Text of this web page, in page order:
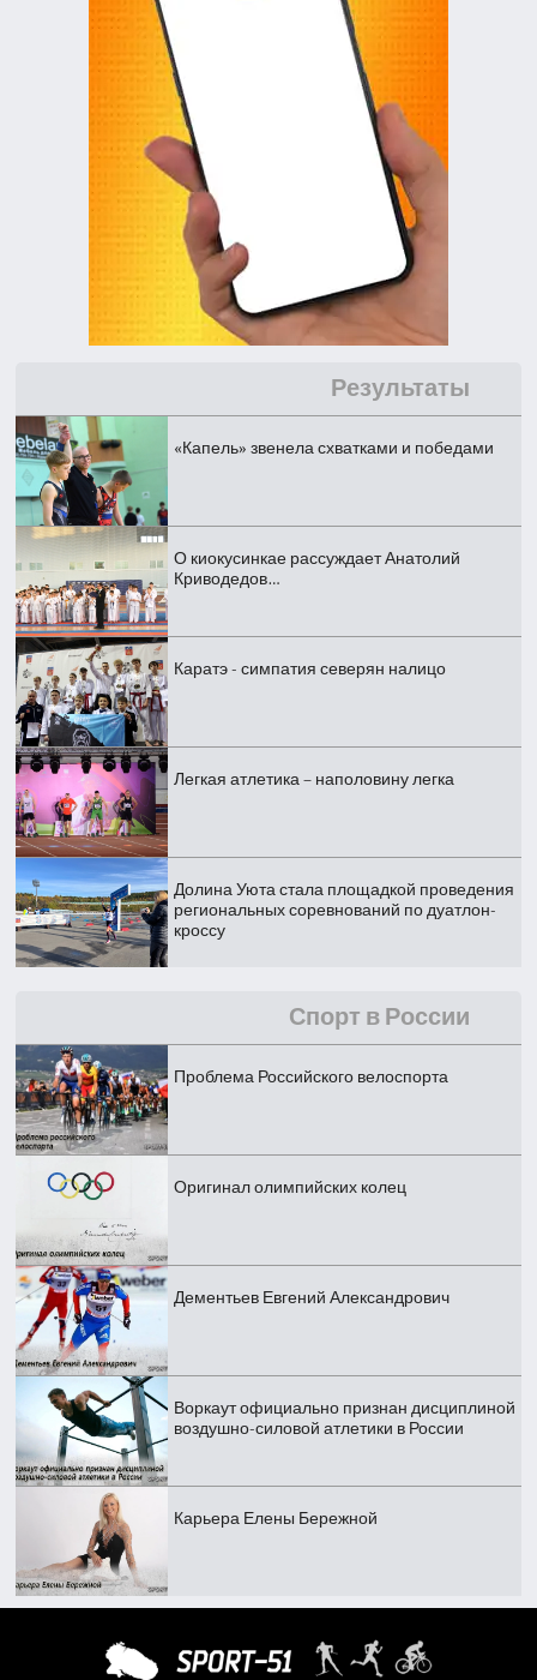
Результаты
«Капель» звенела схватками и победами
О киокусинкае рассуждает Анатолий
Криводедов…
Каратэ - симпатия северян налицо
Легкая атлетика – наполовину легка
Долина Уюта стала площадкой проведения
региональных соревнований по дуатлон-
кроссу
Спорт в России
Проблема Российского велоспорта
Оригинал олимпийских колец
Дементьев Евгений Александрович
Воркаут официально признан дисциплиной
воздушно-силовой атлетики в России
Карьера Елены Бережной